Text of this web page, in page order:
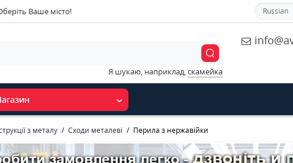
Ваше місто! Russian
Я шукаю, наприклад,скамейка
з металу Сходи металеві Перила з нержавійки